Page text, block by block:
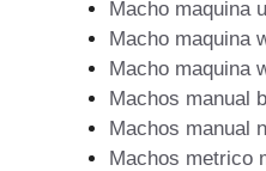
Macho maquina
Macho maquina
Macho maquina
Machos manual
Machos manual
Machos metrico